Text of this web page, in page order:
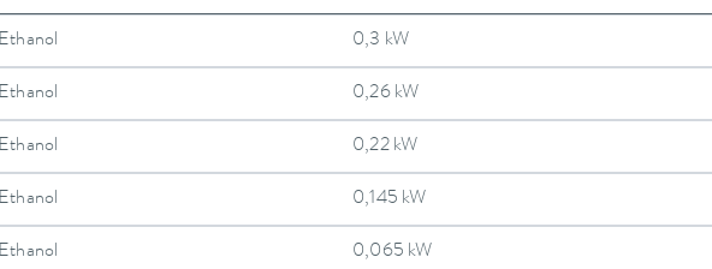
Ethanol 0,3 kW
Ethanol 0,26 kW
Ethanol 0,22 kW
Ethanol 0,145 kW
Ethanol 0,065 kW